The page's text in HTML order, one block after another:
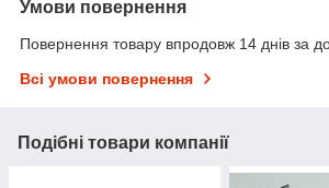
Умови повернення
Повернення товару впродовж 14 днів за
Всі умови повернення
Подібні товари компанії